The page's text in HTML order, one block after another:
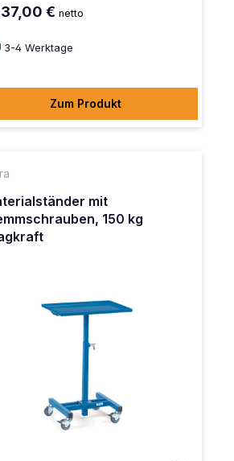
€ netto
3-4 Werktage
Zum Produkt
mit
150 kg